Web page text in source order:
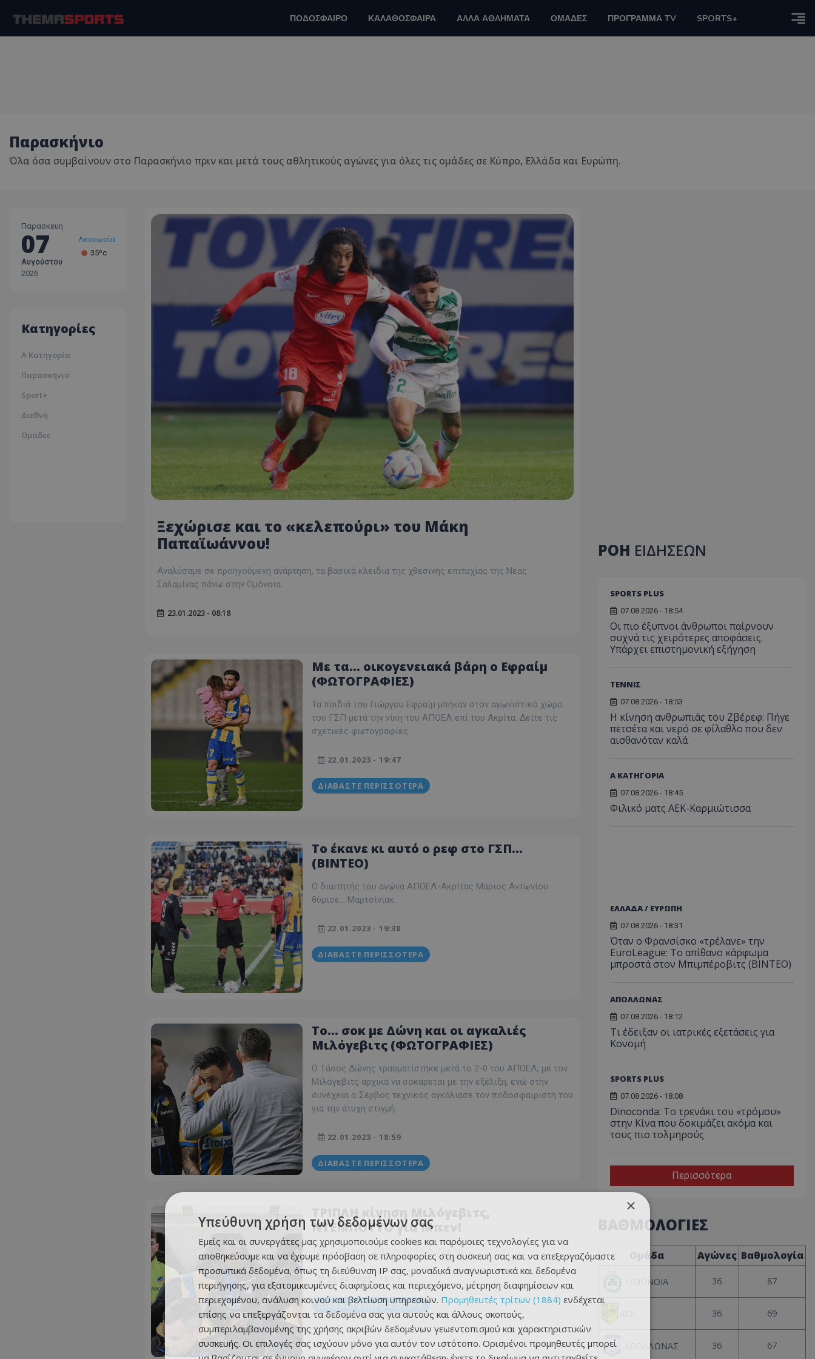
ΠΟΔΟΣΦΑΙΡΟ ΚΑΛΑΘΟΣΦΑΙΡΑ ΑΛΛΑ ΑΘΛΗΜΑΤΑ ΟΜΑΔΕΣ ΠΡΟΓΡΑΜΜΑ TV SPORTS+
Παρασκήνιο
Όλα όσα συμβαίνουν στο Παρασκήνιο πριν και μετά τους αθλητικούς αγώνες για όλες τις ομάδες σε Κύπρο, Ελλάδα και Ευρώπη.
Παρασκευή
07
Αυγούστου
2026
Λεμεσός
33ºc
Κατηγορίες
Α Κατηγορία
Παρασκήνιο
Sport+
Διεθνή
Ομάδες
Ξεχώρισε και το «κελεπούρι» του Μάκη
Παπαϊωάννου!
Αναλύσαμε σε προηγούμενη ανάρτηση, τα βασικά κλειδιά της χθεσινής επιτυχίας της Νέας
Σαλαμίνας πάνω στην Ομόνοια.
23.01.2023 - 08:18
Με τα... οικογενειακά βάρη ο Εφραίμ
(ΦΩΤΟΓΡΑΦΙΕΣ)
Τα παιδιά του Γιώργου Εφραίμ μπήκαν στον αγωνιστικό χώρο
του ΓΣΠ μετά την νίκη του ΑΠΟΕΛ επί του Ακρίτα. Δείτε τις
σχετικές φωτογραφίες.
22.01.2023 - 19:47
ΔΙΑΒΆΣΤΕ ΠΕΡΙΣΣΌΤΕΡΑ
Το έκανε κι αυτό ο ρεφ στο ΓΣΠ...
(ΒΙΝΤΕΟ)
Ο διαιτητής του αγώνα ΑΠΟΕΛ-Ακρίτας Μάριος Αντωνίου
θύμισε... Μαρτσίνιακ.
22.01.2023 - 19:38
ΔΙΑΒΆΣΤΕ ΠΕΡΙΣΣΌΤΕΡΑ
Το... σοκ με Δώνη και οι αγκαλιές
Μιλόγεβιτς (ΦΩΤΟΓΡΑΦΙΕΣ)
Ο Τάσος Δώνης τραυματίστηκε μετά το 2-0 του ΑΠΟΕΛ, με τον
Μιλόγεβιτς αρχικά να σοκάρεται με την εξέλιξη, ενώ στην
συνέχεια ο Σέρβος τεχνικός αγκάλιασε τον ποδοσφαιριστή του
για την άτυχη στιγμή.
22.01.2023 - 18:59
ΔΙΑΒΆΣΤΕ ΠΕΡΙΣΣΌΤΕΡΑ
ΤΡΙΠΛΗ κίνηση Μιλόγεβιτς,
ΝΤΕΜΠΟΥΤΟ για Μπεν!
Τρεις αλλαγές για τον ΑΠΟΕΛ στο 56'.
22.01.2023 - 18:17
ΔΙΑΒΆΣΤΕ ΠΕΡΙΣΣΌΤΕΡΑ
ΡΟΗ ΕΙΔΗΣΕΩΝ
SPORTS PLUS
07.08.2026 - 18:54
Οι πιο έξυπνοι άνθρωποι παίρνουν
συχνά τις χειρότερες αποφάσεις.
Υπάρχει επιστημονική εξήγηση
ΤΕΝΝΙΣ
07.08.2026 - 18:53
Η κίνηση ανθρωπιάς του Ζβέρεφ: Πήγε
πετσέτα και νερό σε φίλαθλο που δεν
αισθανόταν καλά
Α ΚΑΤΗΓΟΡΙΑ
07.08.2026 - 18:45
Φιλικό ματς ΑΕΚ-Καρμιώτισσα
ΕΛΛΑΔΑ / ΕΥΡΩΠΗ
07.08.2026 - 18:31
Όταν ο Φρανσίσκο «τρέλανε» την
EuroLeague: Το απίθανο κάρφωμα
μπροστά στον Μπιμπέροβιτς (ΒΙΝΤΕΟ)
ΑΠΟΛΛΩΝΑΣ
07.08.2026 - 18:12
Τι έδειξαν οι ιατρικές εξετάσεις για
Κονομή
SPORTS PLUS
07.08.2026 - 18:08
Dinoconda: Το τρενάκι του «τρόμου»
στην Κίνα που δοκιμάζει ακόμα και
τους πιο τολμηρούς
Περισσότερα
ΒΑΘΜΟΛΟΓΙΕΣ
Ομάδα Αγώνες Βαθμολογία
ΟΜΟΝΟΙΑ 36 87
36 69
ΑΠΟΛΛΩΝΑΣ 36 67
×
Υπεύθυνη χρήση των δεδομένων σας
Εμείς και οι συνεργάτες μας χρησιμοποιούμε cookies και παρόμοιες τεχνολογίες για να
αποθηκεύουμε και να έχουμε πρόσβαση σε πληροφορίες στη συσκευή σας και να επεξεργαζόμαστε
προσωπικά δεδομένα, όπως τη διεύθυνση IP σας, μοναδικά αναγνωριστικά και δεδομένα
περιήγησης, για εξατομικευμένες διαφημίσεις και περιεχόμενο, μέτρηση διαφημίσεων και
περιεχομένου, ανάλυση κοινού και βελτίωση υπηρεσιών. Προμηθευτές τρίτων (1884) ενδέχεται
επίσης να επεξεργάζονται τα δεδομένα σας για αυτούς και άλλους σκοπούς,
συμπεριλαμβανομένης της χρήσης ακριβών δεδομένων γεωεντοπισμού και χαρακτηριστικών
συσκευής. Οι επιλογές σας ισχύουν μόνο για αυτόν τον ιστότοπο. Ορισμένοι προμηθευτές μπορεί